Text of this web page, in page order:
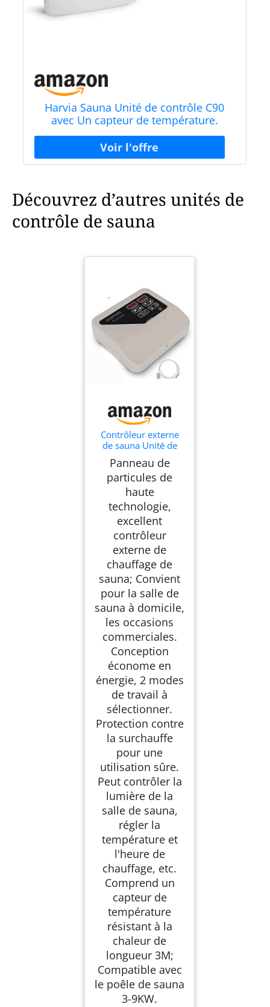
Harvia Sauna Unité de contrôle C90
avec Un capteur de température.
Puissance Max. du poêle 9 KW ; 400V
3N
Découvrez d’autres unités de
contrôle de sauna
Contrôleur externe
de sauna Unité de
contrôle de sauna 3-
9KW 2 modes de
fonctionnement
Panneau de
particules de
haute
technologie,
excellent
contrôleur
externe de
chauffage de
sauna; Convient
pour la salle de
sauna à domicile,
les occasions
commerciales.
Conception
économe en
énergie, 2 modes
de travail à
sélectionner.
Protection contre
la surchauffe
pour une
utilisation sûre.
Peut contrôler la
lumière de la
salle de sauna,
régler la
température et
l'heure de
chauffage, etc.
Comprend un
capteur de
température
résistant à la
chaleur de
longueur 3M;
Compatible avec
le poêle de sauna
3-9KW.